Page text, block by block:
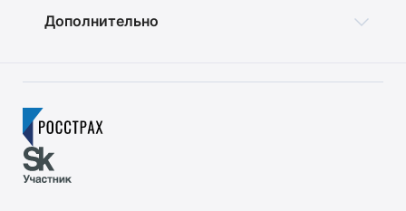
Дополнительно